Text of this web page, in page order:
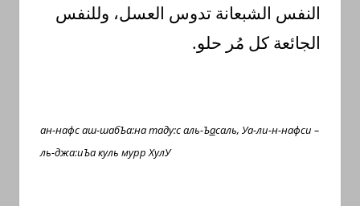
النفس الشبعانة تدوس العسل، وللنفس
الجائعة كل مُر حلو.
ан-нафс аш-шабЪа:на таду:с аль-Ъасаль, Уа-ли-н-нафси –
ль-джа:иЪа куль мурр ХулУ